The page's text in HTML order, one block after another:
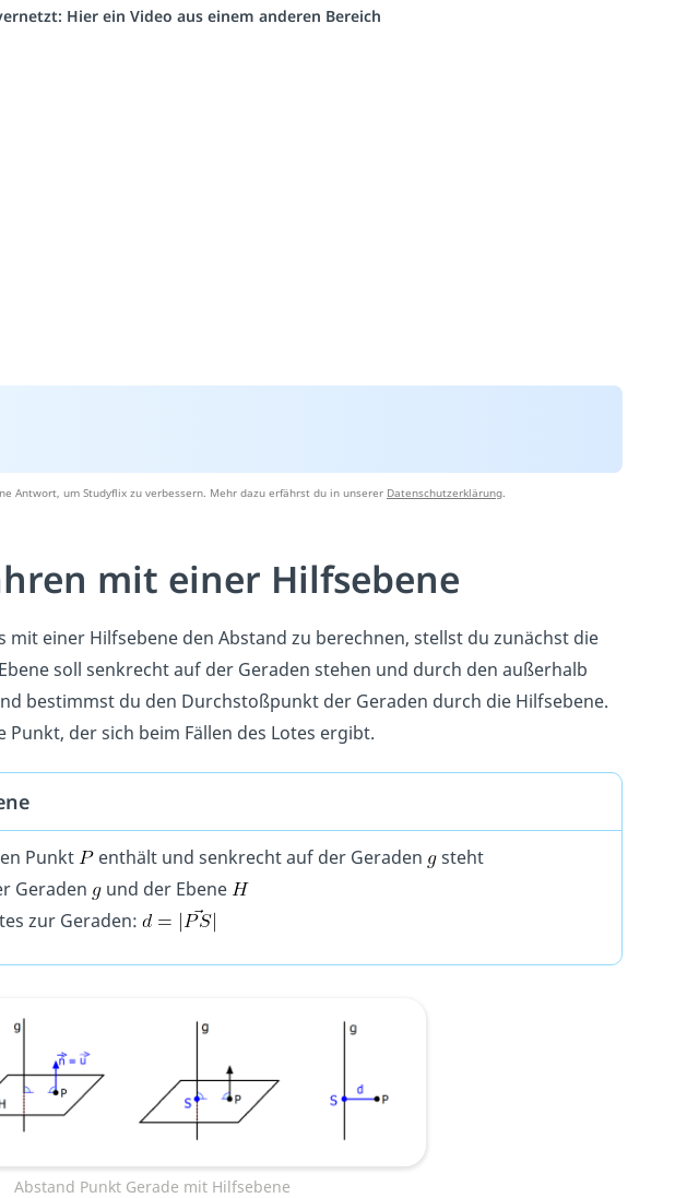
Hier ein Video aus einem anderen Bereich
Antwort, um Studyflix zu verbessern. Mehr dazu erfährst du in unserer Datenschutzerklärung.
mit einer Hilfsebene
einer Hilfsebene den Abstand zu berechnen, stellst du zunächst die
soll senkrecht auf der Geraden stehen und durch den außerhalb
bestimmst du den Durchstoßpunkt der Geraden durch die Hilfsebene.
der sich beim Fällen des Lotes ergibt.
Punkt enthält und senkrecht auf der Geraden
steht
Geraden
und der Ebene
zur Geraden:
Abstand Punkt Gerade mit Hilfsebene